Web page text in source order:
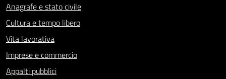
Anagrafe e stato civile
Cultura e tempo libero
Vita lavorativa
Imprese e commercio
Appalti pubblici